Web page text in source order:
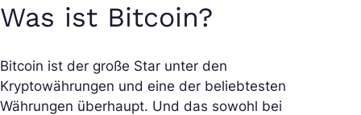
Was ist Bitcoin?
Bitcoin ist der große Star unter den
Kryptowährungen und eine der beliebtesten
Währungen überhaupt. Und das sowohl bei